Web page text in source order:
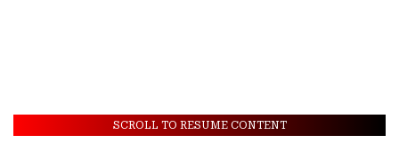
SCROLL TO RESUME CONTENT